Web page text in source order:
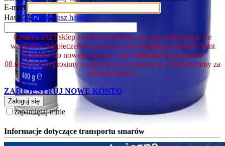
E-mail
HasłoNie pamiętasz hasła?
8.marca.2023 sklep został przeniesiony na nową platformę. Ze
względów bezpieczeństwa danych, nie mogliśmy przenieść kont
Klientów do nowego sklepu. Jeśli zakładałeś konto przed
08.03.2023, to prosimy o założenie nowego konta. Przepraszamy za
niedogodności.
ZAREJESTRUJ NOWE KONTO
Zaloguj się
zapamiętaj mnie
Informacje dotyczące transportu smarów